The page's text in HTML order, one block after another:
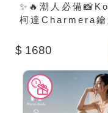
✨🔥潮人必備
柯達Charmera鑰
$ 1680